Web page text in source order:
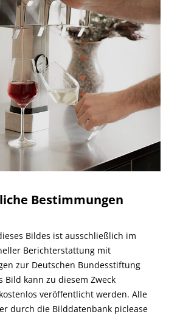
Bestimmungen
Bildes ist ausschließlich im
Berichterstattung mit
zur Deutschen Bundesstiftung
Bild kann zu diesem Zweck
veröffentlicht werden. Alle
durch die Bilddatenbank piclease